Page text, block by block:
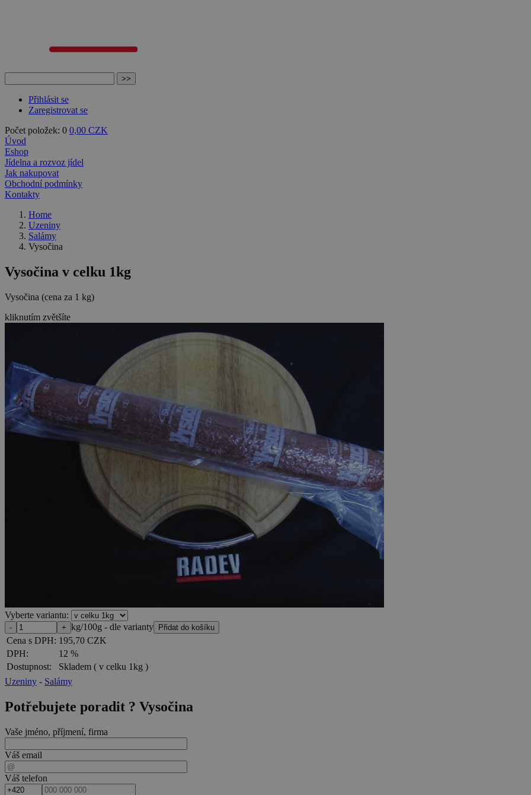
Přihlásit se
Zaregistrovat se
Počet položek: 0 0,00 CZK
Úvod
Eshop
Jídelna a rozvoz jídel
Jak nakupovat
Obchodní podmínky
Kontakty
Home
Uzeniny
Salámy
Vysočina
Vysočina v celku 1kg
Vysočina (cena za 1 kg)
kliknutím zvětšíte
Vyberte variantu:
kg/100g - dle varianty
Cena s DPH: 195,70 CZK
DPH:
12 %
Dostupnost:
Skladem ( v celku 1kg )
Uzeniny - Salámy
Potřebujete poradit ? Vysočina
Vaše jméno, příjmení, firma
Váš email
Váš telefon